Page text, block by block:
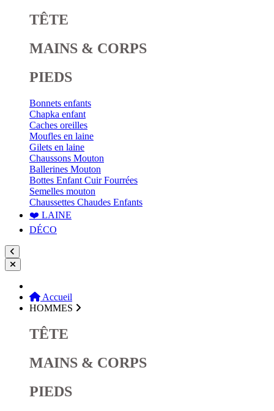
TÊTE
MAINS & CORPS
PIEDS
Bonnets enfants
Chapka enfant
Caches oreilles
Moufles en laine
Gilets en laine
Chaussons Mouton
Ballerines Mouton
Bottes Enfant Cuir Fourrées
Semelles mouton
Chaussettes Chaudes Enfants
❤️ LAINE
DÉCO
Accueil
HOMMES
TÊTE
MAINS & CORPS
PIEDS